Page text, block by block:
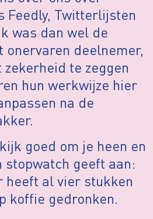
Feedly, Twitterlijsten
was dan wel de
onervaren deelnemer,
te zeggen
hun werkwijze hier
na de
goed om je heen en
stopwatch geeft aan:
heeft al vier stukken
koffie gedronken.